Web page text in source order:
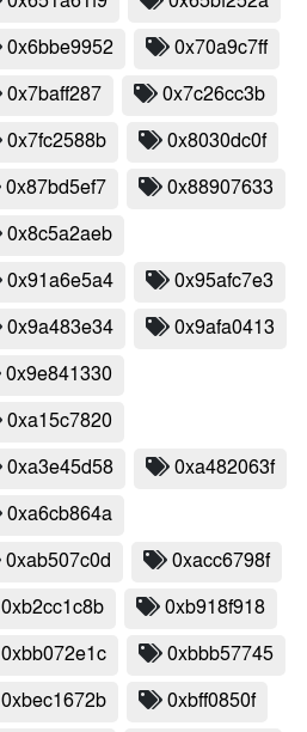
0x6bbe9952 0x70a9c7ff
0x7baff287 0x7c26cc3b
0x7fc2588b 0x8030dc0f
0x87bd5ef7 0x88907633
0x8c5a2aeb
0x91a6e5a4 0x95afc7e3
0x9a483e34 0x9afa0413
0x9e841330
0xa15c7820
0xa3e45d58 0xa482063f
0xa6cb864a
0xab507c0d 0xacc6798f
0xb2cc1c8b 0xb918f918
0xbb072e1c 0xbbb57745
0xbec1672b 0xbff0850f